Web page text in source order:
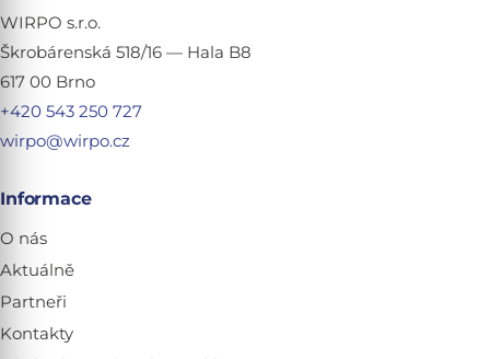
WIRPO s.r.o.
Škrobárenská 518/16 — Hala B8
617 00 Brno
+420 543 250 727
wirpo@wirpo.cz
Informace
O nás
Aktuálně
Partneři
Kontakty